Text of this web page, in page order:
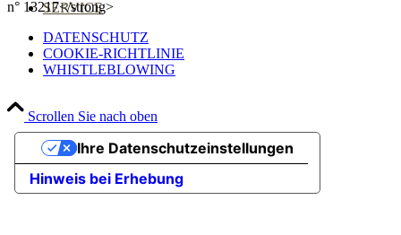
SERVICE
QUALITÄT
n° 13217</strong>
DATENSCHUTZ
COOKIE-RICHTLINIE
WHISTLEBLOWING
Scrollen Sie nach oben
Hinweis bei Erhebung
Ihre Datenschutzeinstellungen